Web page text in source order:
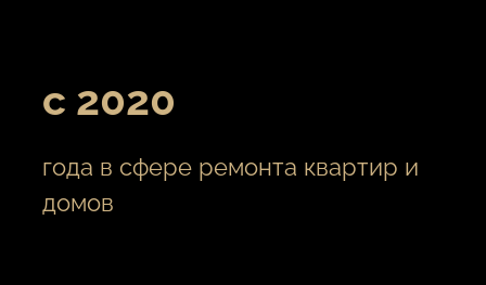
с 2020
года в сфере ремонта квартир и
домов